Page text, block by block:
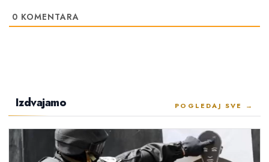
0 KOMENTARA
Izdvajamo POGLEDAJ SVE →